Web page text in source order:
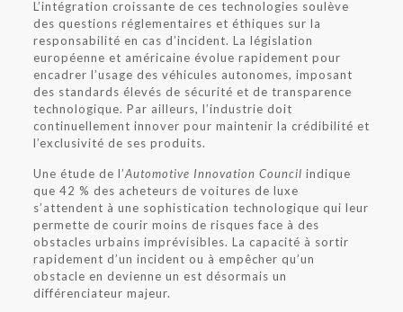
L’intégration croissante de ces technologies soulève
des questions réglementaires et éthiques sur la
responsabilité en cas d’incident. La législation
européenne et américaine évolue rapidement pour
encadrer l’usage des véhicules autonomes, imposant
des standards élevés de sécurité et de transparence
technologique. Par ailleurs, l’industrie doit
continuellement innover pour maintenir la crédibilité et
l’exclusivité de ses produits.
Une étude de l’Automotive Innovation Council indique
que 42 % des acheteurs de voitures de luxe
s’attendent à une sophistication technologique qui leur
permette de courir moins de risques face à des
obstacles urbains imprévisibles. La capacité à sortir
rapidement d’un incident ou à empêcher qu’un
obstacle en devienne un est désormais un
différenciateur majeur.